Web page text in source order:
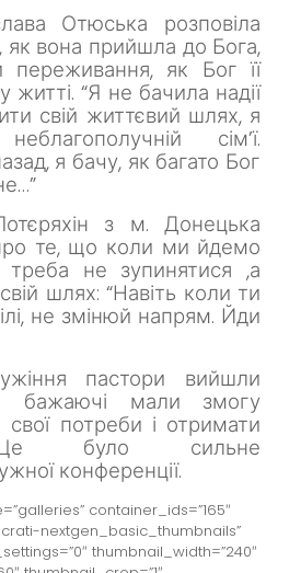
Отюська розповіла
як вона прийшла до Бога,
переживання, як Бог її
житті. “Я не бачила надії
свій життєвий шлях, я
сім’ї.
я бачу, як багато Бог
з м. Донецька
те, що коли ми йдемо
треба не зупинятися ,а
шлях: “Навіть коли ти
не змінюй напрям. Йди
пастори вийшли
бажаючі мали змогу
потреби і отримати
було сильне
конференції.
container_ids=”165″
nextgen_basic_thumbnails”
thumbnail_width=”240″